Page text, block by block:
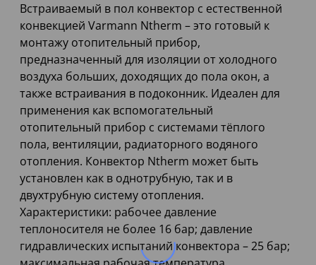
Встраиваемый в пол конвектор с естественной
конвекцией Varmann Ntherm – это готовый к
монтажу отопительный прибор,
предназначенный для изоляции от холодного
воздуха больших, доходящих до пола окон, а
также встраивания в подоконник. Идеален для
применения как вспомогательный
отопительный прибор с системами тёплого
пола, вентиляции, радиаторного водяного
отопления. Конвектор Ntherm может быть
установлен как в однотрубную, так и в
двухтрубную систему отопления.
Характеристики: рабочее давление
теплоносителя не более 16 бар; давление
гидравлических испытаний конвектора – 25 бар;